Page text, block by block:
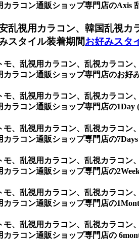
ラコン通販ショップ専門店のAxis
視用カラコン、韓国乱視
スタイル装着期間お好みスタ
、乱視用カラコン、乱視カラコン
ラコン通販ショップ専門店のお好
、乱視用カラコン、乱視カラコン
ラコン通販ショップ専門店の1Day
、乱視用カラコン、乱視カラコン
ラコン通販ショップ専門店の7Days
、乱視用カラコン、乱視カラコン
ラコン通販ショップ専門店の
、乱視用カラコン、乱視カラコン
ラコン通販ショップ専門店の
、乱視用カラコン、乱視カラコン
ラコン通販ショップ専門店の